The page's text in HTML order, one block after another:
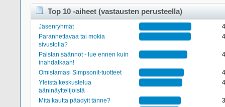
Top 10 -aiheet (vastausten perusteella)
Jäsenryhmät
Parannettavaa tai mokia
sivustolla?
Palstan säännöt - lue ennen kuin
inahdatkaan!
Omistamasi Simpsonit-tuotteet
Yleistä keskustelua
ääninäyttelijöistä
Mitä kautta päädyit tänne?